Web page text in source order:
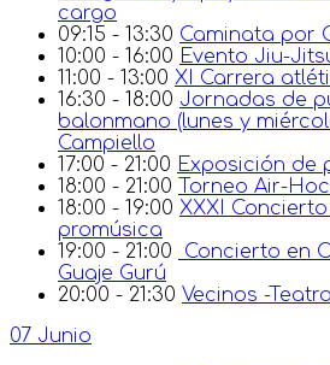
cargo
09:15 - 13:30 Caminata por
10:00 - 16:00 Evento Jiu-
11:00 - 13:00 XI Carrera
16:30 - 18:00 Jornadas de
balonmano (lunes y
Campiello
17:00 - 21:00 Exposición de
18:00 - 21:00
Torneo Air-
18:00 - 19:00 XXXI
promúsica
19:00 - 21:00
Concierto en
Guaje Gurú
20:00 - 21:30 Vecinos -
07 Junio